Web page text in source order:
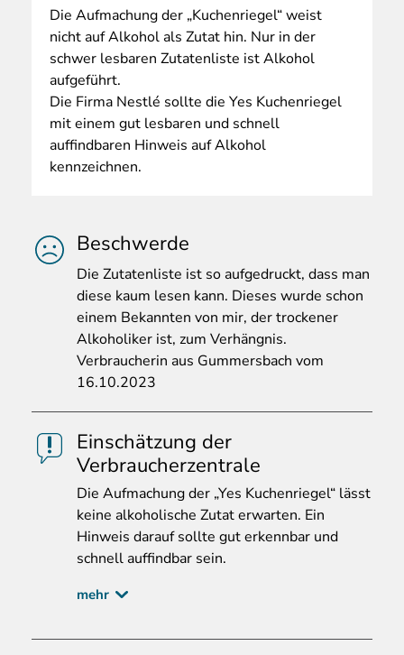
Die Aufmachung der „Kuchenriegel“ weist
nicht auf Alkohol als Zutat hin. Nur in der
schwer lesbaren Zutatenliste ist Alkohol
aufgeführt.
Die Firma Nestlé sollte die Yes Kuchenriegel
mit einem gut lesbaren und schnell
auffindbaren Hinweis auf Alkohol
kennzeichnen.
Beschwerde
Die Zutatenliste ist so aufgedruckt, dass man
diese kaum lesen kann. Dieses wurde schon
einem Bekannten von mir, der trockener
Alkoholiker ist, zum Verhängnis.
Verbraucherin aus Gummersbach vom
16.10.2023
Einschätzung der
Verbraucherzentrale
Die Aufmachung der „Yes Kuchenriegel“ lässt
keine alkoholische Zutat erwarten. Ein
Hinweis darauf sollte gut erkennbar und
schnell auffindbar sein.
mehr